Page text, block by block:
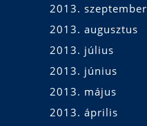
2013. szeptember
2013. augusztus
2013. július
2013. június
2013. május
2013. április